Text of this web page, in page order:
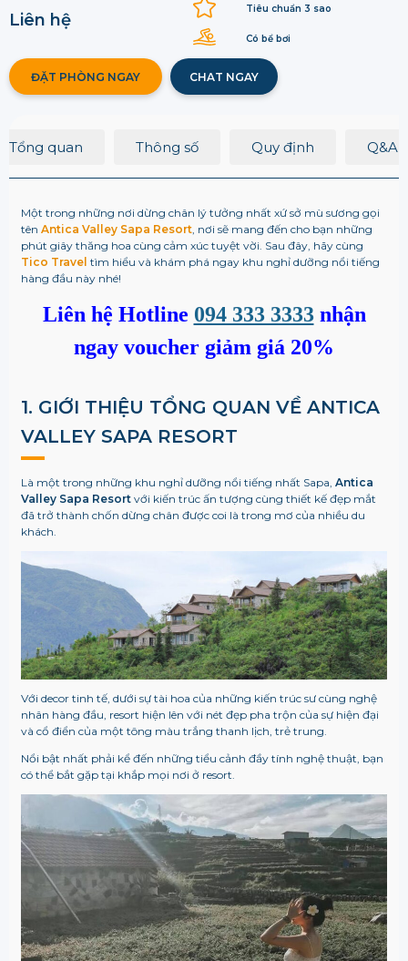
Tiêu chuẩn 3 sao
Có bể bơi
Liên hệ
ĐẶT PHÒNG NGAY CHAT NGAY
Tổng quan Thông số Quy định Q&A
Một trong những nơi dừng chân lý tưởng nhất xứ sở mù sương gọi
tên Antica Valley Sapa Resort, nơi sẽ mang đến cho bạn những
phút giây thăng hoa cùng cảm xúc tuyệt vời. Sau đây, hãy cùng
Tico Travel tìm hiểu và khám phá ngay khu nghỉ dưỡng nổi tiếng
hàng đầu này nhé!
Liên hệ Hotline 094 333 3333 nhận
ngay voucher giảm giá 20%
1. GIỚI THIỆU TỔNG QUAN VỀ ANTICA
VALLEY SAPA RESORT
Là một trong những khu nghỉ dưỡng nổi tiếng nhất Sapa, Antica
Valley Sapa Resortvới kiến trúc ấn tượng cùng thiết kế đẹp mắt
đã trở thành chốn dừng chân được coi là trong mơ của nhiều du
khách.
Với decor tinh tế, dưới sự tài hoa của những kiến trúc sư cùng nghệ
nhân hàng đầu, resort hiện lên với nét đẹp pha trộn của sự hiện đại
và cổ điển của một tông màu trắng thanh lịch, trẻ trung.
Nổi bật nhất phải kể đến những tiểu cảnh đầy tính nghệ thuật, bạn
có thể bắt gặp tại khắp mọi nơi ở resort.